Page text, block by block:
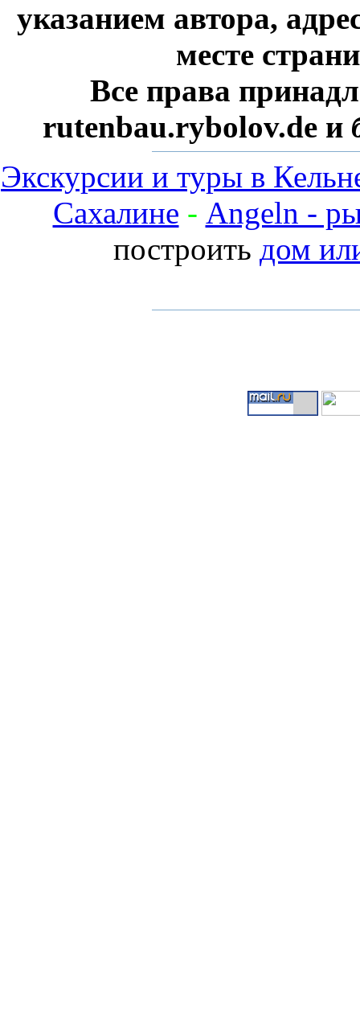
указанием автора,
месте
Все права
rutenbau.rybolov.de и
Экскурсии и туры в
Сахалине - Angeln -
построить дом